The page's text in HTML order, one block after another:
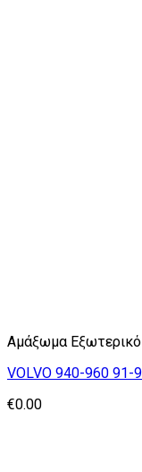
Αμάξωμα Εξωτερικό
VOLVO 940-960
€0.00